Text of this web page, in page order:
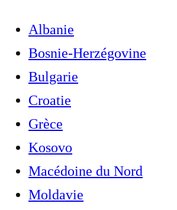
Albanie
Bosnie-Herzégovine
Bulgarie
Croatie
Grèce
Kosovo
Macédoine du Nord
Moldavie